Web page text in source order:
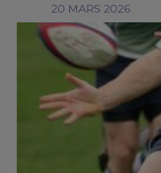
20 MARS 2026